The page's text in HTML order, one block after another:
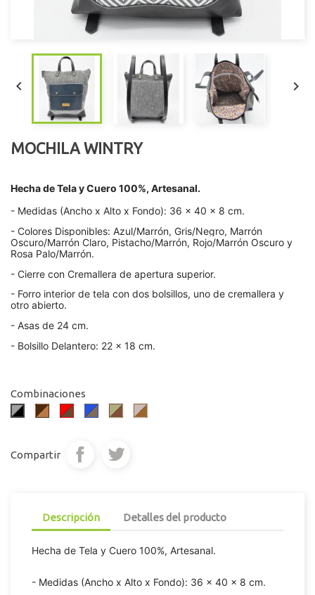
 
MOCHILA WINTRY
Hecha de Tela y Cuero 100%, Artesanal.
- Medidas (Ancho x Alto x Fondo): 36 x 40 x 8 cm.
- Colores Disponibles: Azul/Marrón, Gris/Negro, Marrón
Oscuro/Marrón Claro, Pistacho/Marrón, Rojo/Marrón Oscuro y
Rosa Palo/Marrón.
- Cierre con Cremallera de apertura superior.
- Forro interior de tela con dos bolsillos, uno de cremallera y
otro abierto.
- Asas de 24 cm.
- Bolsillo Delantero: 22 x 18 cm.
Combinaciones
Gris/Negro
Marrón
Oscuro/Marrón
Rojo/Marrón
Azul/Marrón
Pistacho/Marrón
Rosa
Palo/Marrón
Compartir
Descripción Detalles del producto
Hecha de Tela y Cuero 100%, Artesanal.
- Medidas (Ancho x Alto x Fondo): 36 x 40 x 8 cm.